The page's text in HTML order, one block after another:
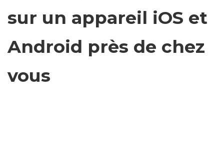
sur un appareil iOS et
Android près de chez
vous